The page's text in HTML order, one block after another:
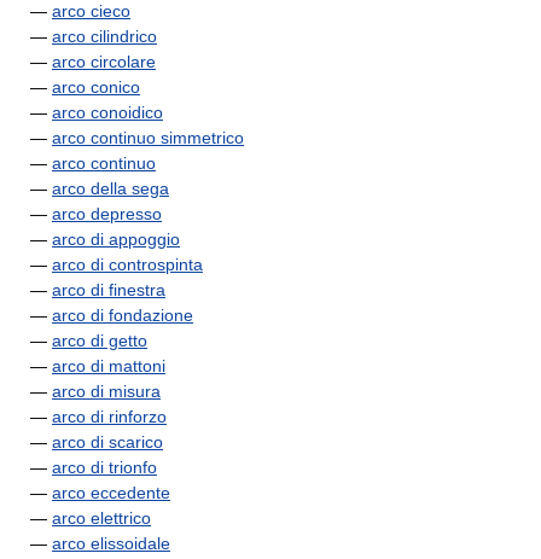
— arco cieco
— arco cilindrico
— arco circolare
— arco conico
— arco conoidico
— arco continuo simmetrico
— arco continuo
— arco della sega
— arco depresso
— arco di appoggio
— arco di controspinta
— arco di finestra
— arco di fondazione
— arco di getto
— arco di mattoni
— arco di misura
— arco di rinforzo
— arco di scarico
— arco di trionfo
— arco eccedente
— arco elettrico
— arco elissoidale